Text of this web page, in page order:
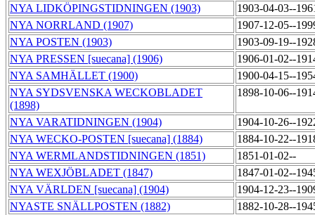
NYA LIDKÖPINGSTIDNINGEN (1903)
1903-04-03--
NYA NORRLAND (1907)
1907-12-05--
NYA POSTEN (1903)
1903-09-19--
NYA PRESSEN [suecana] (1906)
1906-01-02--
NYA SAMHÄLLET (1900)
1900-04-15--
NYA SYDSVENSKA WECKOBLADET
(1898)
1898-10-06--
NYA VARATIDNINGEN (1904)
1904-10-26--
NYA WECKO-POSTEN [suecana] (1884)
1884-10-22--
NYA WERMLANDSTIDNINGEN (1851)
1851-01-02--
NYA WEXJÖBLADET (1847)
1847-01-02--
NYA VÄRLDEN [suecana] (1904)
1904-12-23--
NYASTE SNÄLLPOSTEN (1882)
1882-10-28--